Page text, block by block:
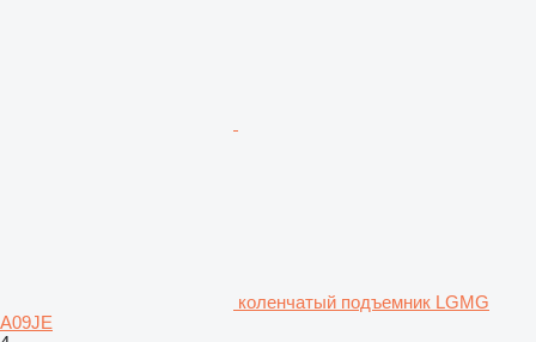
коленчатый подъемник LGMG
A09JE